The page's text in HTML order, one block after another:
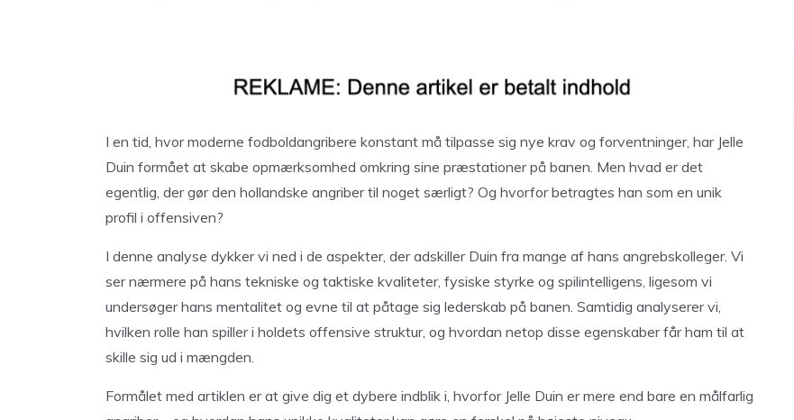
I en tid, hvor moderne fodboldangribere konstant må tilpasse sig nye krav og forventninger, har Jelle
Duin formået at skabe opmærksomhed omkring sine præstationer på banen. Men hvad er det
egentlig, der gør den hollandske angriber til noget særligt? Og hvorfor betragtes han som en unik
profil i offensiven?
I denne analyse dykker vi ned i de aspekter, der adskiller Duin fra mange af hans angrebskolleger. Vi
ser nærmere på hans tekniske og taktiske kvaliteter, fysiske styrke og spilintelligens, ligesom vi
undersøger hans mentalitet og evne til at påtage sig lederskab på banen. Samtidig analyserer vi,
hvilken rolle han spiller i holdets offensive struktur, og hvordan netop disse egenskaber får ham til at
skille sig ud i mængden.
Formålet med artiklen er at give dig et dybere indblik i, hvorfor Jelle Duin er mere end bare en målfarlig